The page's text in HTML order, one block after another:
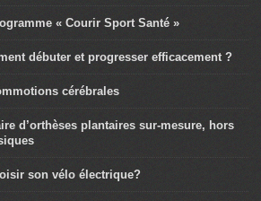
« Courir Sport Santé »
débuter et progresser efficacement ?
cérébrales
d’orthèses plantaires sur-mesure, hors
son vélo électrique?